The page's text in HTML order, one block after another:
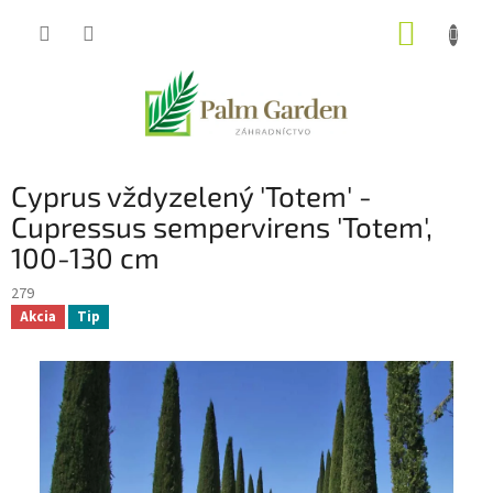
Cyprus vždyzelený 'Totem' -
Cupressus sempervirens 'Totem',
100-130 cm
279
Akcia Tip